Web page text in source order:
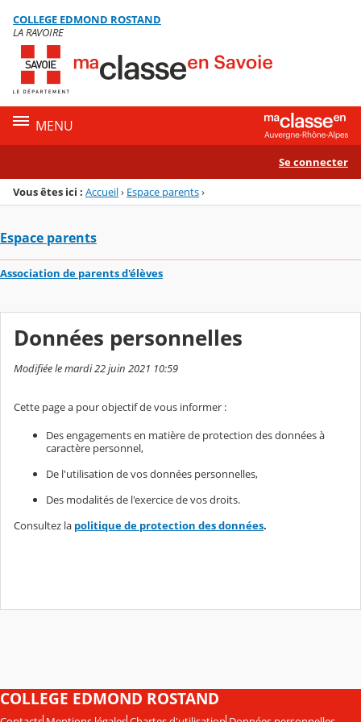
Menu de la rubrique
Contenu
COLLEGE EDMOND ROSTAND
LA RAVOIRE
MENU
Se connecter
Vous êtes ici : Accueil› Espace parents›
Espace parents
Association de parents d'élèves
Données personnelles
Modifiée le mardi 22 juin 2021 10:59
Cette page a pour objectif de vous informer :
Des engagements en matière de protection des données à
caractère personnel,
De l'utilisation de vos données personnelles,
Des modalités de l'exercice de vos droits.
Consultez la politique de protection des données.
COLLEGE EDMOND ROSTAND